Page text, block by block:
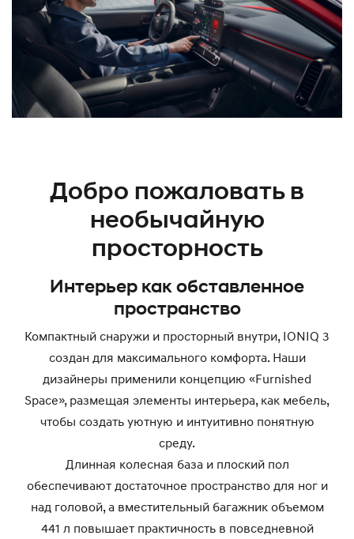
Добро пожаловать в
необычайную
просторность
Интерьер как обставленное
пространство
Компактный снаружи и просторный внутри, IONIQ 3
создан для максимального комфорта. Наши
дизайнеры применили концепцию «Furnished
Space», размещая элементы интерьера, как мебель,
чтобы создать уютную и интуитивно понятную
среду.
Длинная колесная база и плоский пол
обеспечивают достаточное пространство для ног и
над головой, а вместительный багажник объемом
441 л повышает практичность в повседневной